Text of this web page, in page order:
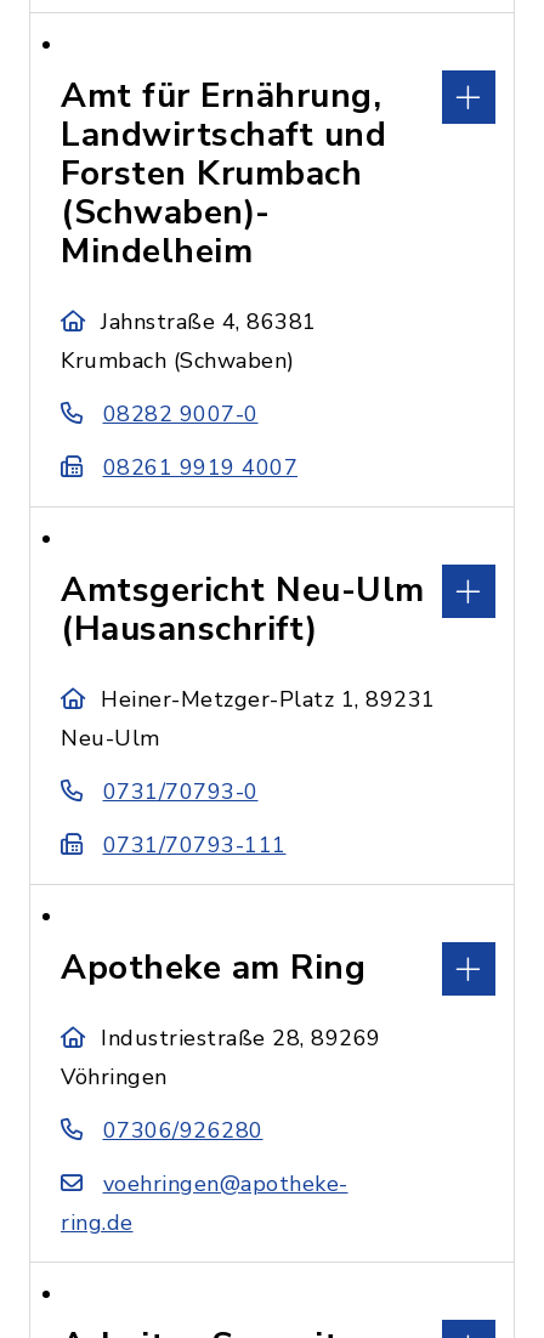
Amt für Ernährung,
Landwirtschaft und
Forsten Krumbach
(Schwaben)-
Mindelheim
Jahnstraße 4, 86381
Krumbach (Schwaben)
08282 9007-0
08261 9919 4007
Amtsgericht Neu-Ulm
(Hausanschrift)
Heiner-Metzger-Platz 1, 89231
Neu-Ulm
0731/70793-0
0731/70793-111
Apotheke am Ring
Industriestraße 28, 89269
Vöhringen
07306/926280
voehringen@apotheke-
ring.de